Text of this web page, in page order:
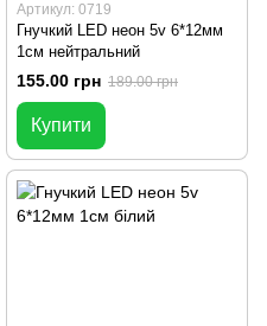
Артикул: 0719
Гнучкий LED неон 5v 6*12мм
1см нейтральний
155.00 грн 189.00 грн
Купити